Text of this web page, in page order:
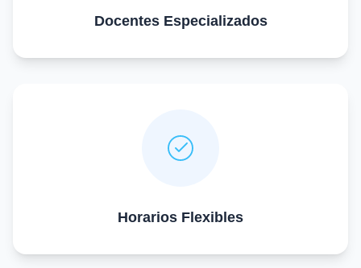
Docentes Especializados
Horarios Flexibles